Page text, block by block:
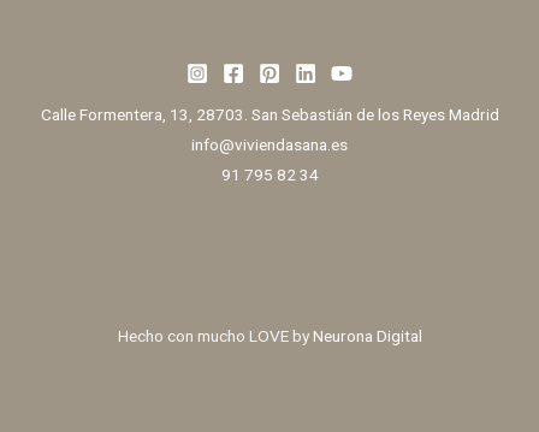
Calle Formentera, 13, 28703. San Sebastián de los Reyes Madrid
info@viviendasana.es
91 795 82 34
Hecho con mucho LOVE byNeurona Digital